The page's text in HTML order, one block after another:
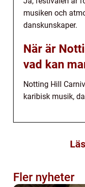
musiken och
danskunskaper.
När är
vad kan
Notting Hill
karibisk musik,
Fler nyheter